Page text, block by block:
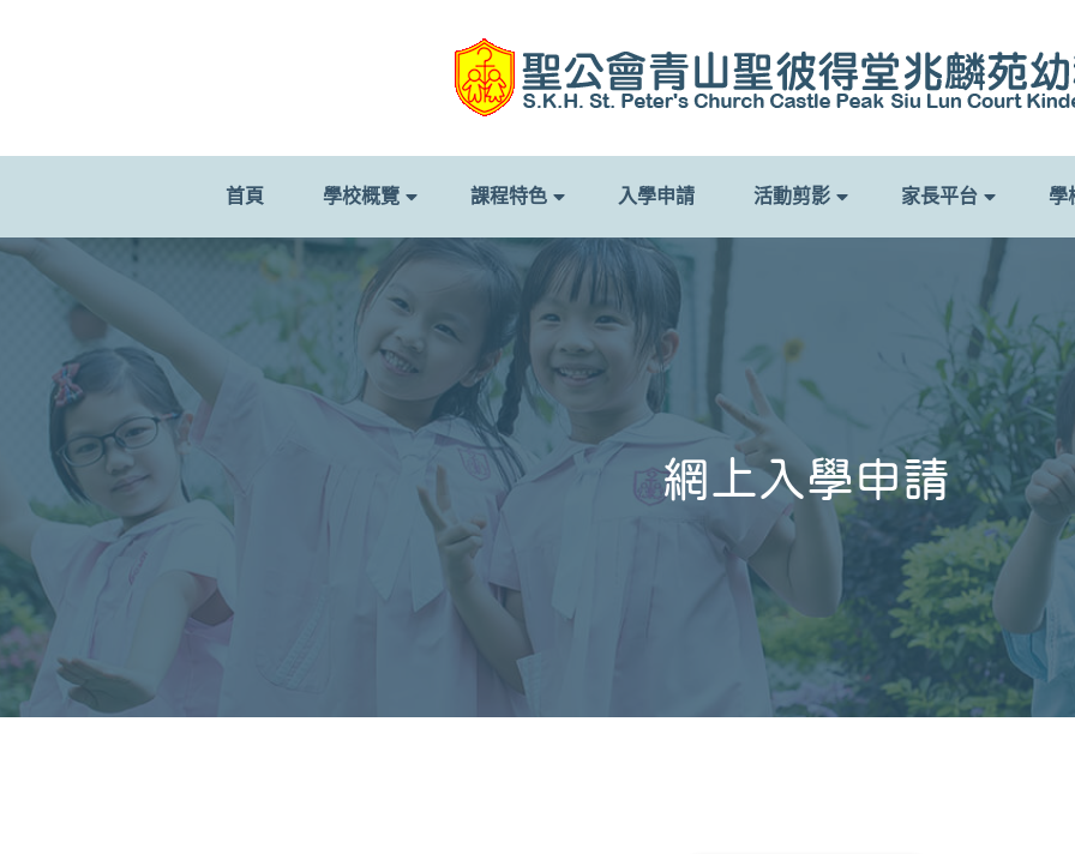
首頁 學校概覽 課程特色 入學申請 活動剪影 家長平台 學
網上入學申請
聯絡我們
電話：2618 1166
傳真：2618 6611